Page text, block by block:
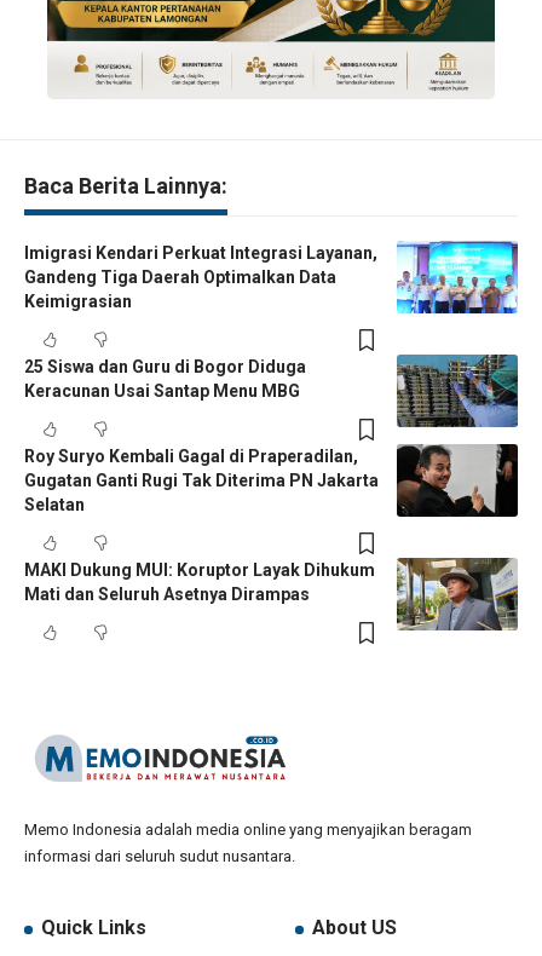
Baca Berita Lainnya:
Imigrasi Kendari Perkuat Integrasi Layanan,
Gandeng Tiga Daerah Optimalkan Data
Keimigrasian
25 Siswa dan Guru di Bogor Diduga
Keracunan Usai Santap Menu MBG
Roy Suryo Kembali Gagal di Praperadilan,
Gugatan Ganti Rugi Tak Diterima PN Jakarta
Selatan
MAKI Dukung MUI: Koruptor Layak Dihukum
Mati dan Seluruh Asetnya Dirampas
Memo Indonesia adalah media online yang menyajikan beragam
informasi dari seluruh sudut nusantara.
Quick Links About US